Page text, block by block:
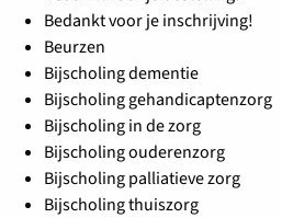
Bedankt voor je inschrijving!
Beurzen
Bijscholing dementie
Bijscholing gehandicaptenzorg
Bijscholing in de zorg
Bijscholing ouderenzorg
Bijscholing palliatieve zorg
Bijscholing thuiszorg